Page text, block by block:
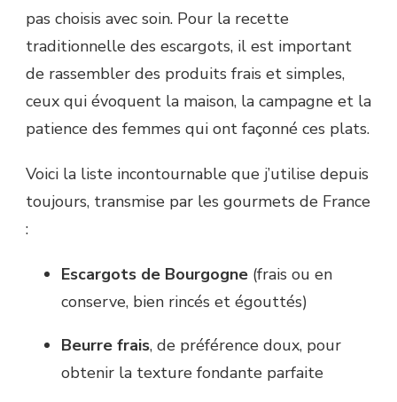
pas choisis avec soin. Pour la recette
traditionnelle des escargots, il est important
de rassembler des produits frais et simples,
ceux qui évoquent la maison, la campagne et la
patience des femmes qui ont façonné ces plats.
Voici la liste incontournable que j’utilise depuis
toujours, transmise par les gourmets de France
:
Escargots de Bourgogne (frais ou en
conserve, bien rincés et égouttés)
Beurre frais, de préférence doux, pour
obtenir la texture fondante parfaite